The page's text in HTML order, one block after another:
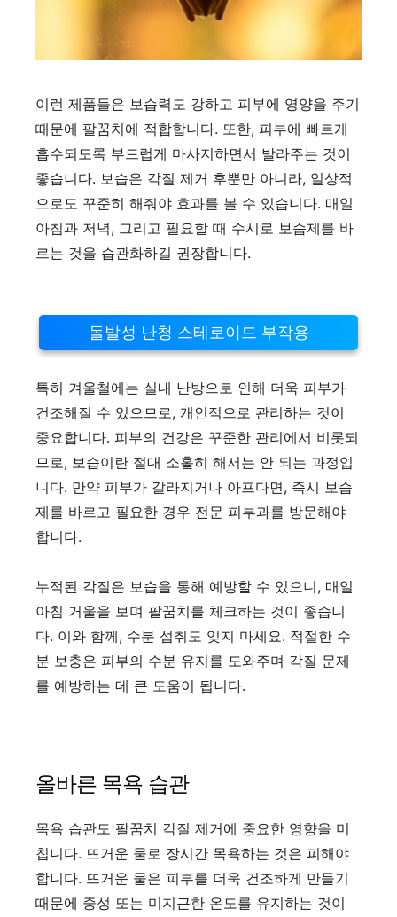
이런 제품들은 보습력도 강하고 피부에 영양을 주기
때문에 팔꿈치에 적합합니다. 또한, 피부에 빠르게
흡수되도록 부드럽게 마사지하면서 발라주는 것이
좋습니다. 보습은 각질 제거 후뿐만 아니라, 일상적
으로도 꾸준히 해줘야 효과를 볼 수 있습니다. 매일
아침과 저녁, 그리고 필요할 때 수시로 보습제를 바
르는 것을 습관화하길 권장합니다.
돌발성 난청 스테로이드 부작용
특히 겨울철에는 실내 난방으로 인해 더욱 피부가
건조해질 수 있으므로, 개인적으로 관리하는 것이
중요합니다. 피부의 건강은 꾸준한 관리에서 비롯되
므로, 보습이란 절대 소홀히 해서는 안 되는 과정입
니다. 만약 피부가 갈라지거나 아프다면, 즉시 보습
제를 바르고 필요한 경우 전문 피부과를 방문해야
합니다.
누적된 각질은 보습을 통해 예방할 수 있으니, 매일
아침 거울을 보며 팔꿈치를 체크하는 것이 좋습니
다. 이와 함께, 수분 섭취도 잊지 마세요. 적절한 수
분 보충은 피부의 수분 유지를 도와주며 각질 문제
를 예방하는 데 큰 도움이 됩니다.
올바른 목욕 습관
목욕 습관도 팔꿈치 각질 제거에 중요한 영향을 미
칩니다. 뜨거운 물로 장시간 목욕하는 것은 피해야
합니다. 뜨거운 물은 피부를 더욱 건조하게 만들기
때문에 중성 또는 미지근한 온도를 유지하는 것이